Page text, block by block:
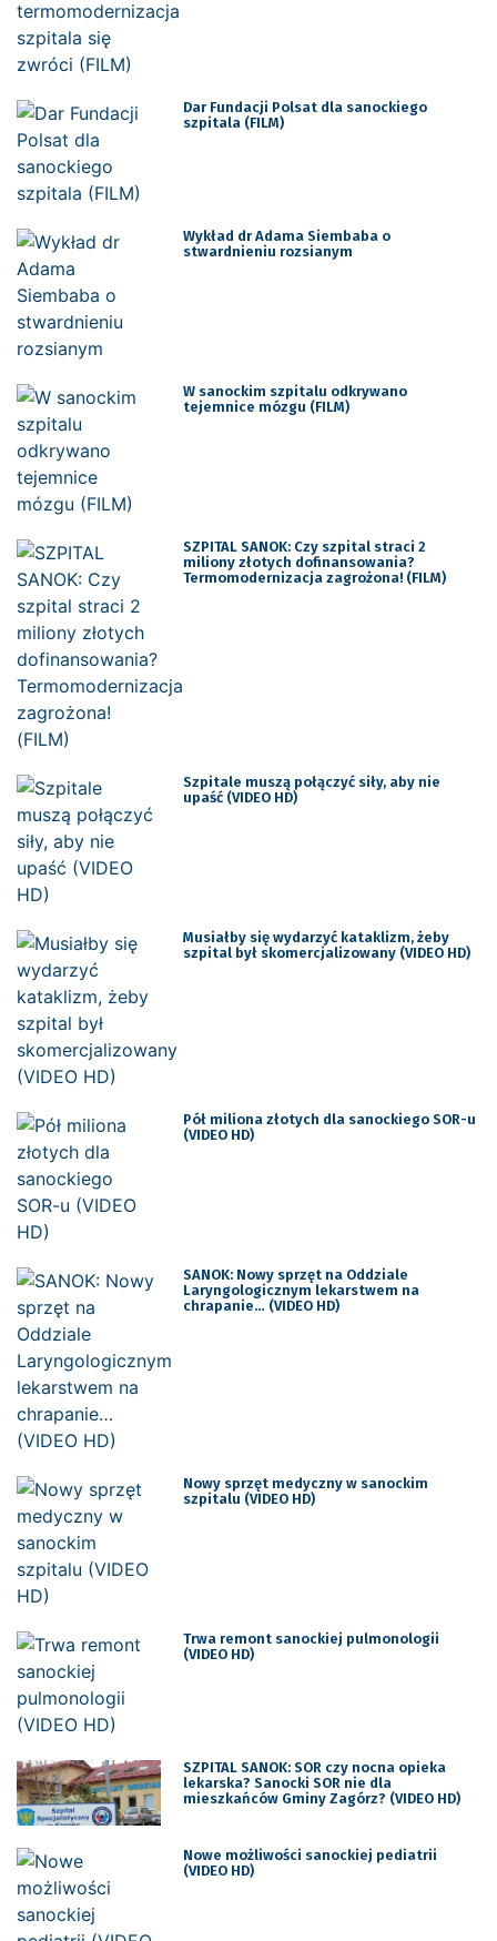
Dar Fundacji Polsat dla sanockiego
szpitala (FILM)
Wykład dr Adama Siembaba o
stwardnieniu rozsianym
W sanockim szpitalu odkrywano
tejemnice mózgu (FILM)
SZPITAL SANOK: Czy szpital straci 2
miliony złotych dofinansowania?
Termomodernizacja zagrożona! (FILM)
Szpitale muszą połączyć siły, aby nie
upaść (VIDEO HD)
Musiałby się wydarzyć kataklizm, żeby
szpital był skomercjalizowany (VIDEO HD)
Pół miliona złotych dla sanockiego SOR-u
(VIDEO HD)
SANOK: Nowy sprzęt na Oddziale
Laryngologicznym lekarstwem na
chrapanie… (VIDEO HD)
Nowy sprzęt medyczny w sanockim
szpitalu (VIDEO HD)
Trwa remont sanockiej pulmonologii
(VIDEO HD)
SZPITAL SANOK: SOR czy nocna opieka
lekarska? Sanocki SOR nie dla
mieszkańców Gminy Zagórz? (VIDEO HD)
Nowe możliwości sanockiej pediatrii
(VIDEO HD)